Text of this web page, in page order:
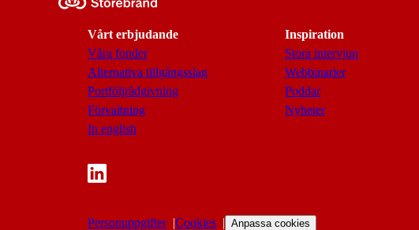
Vårt erbjudande
Våra fonder
Alternativa tillgångsslag
Portföljrådgivning
Förvaltning
In english
Inspiration
Stora intervjun
Webbinarier
Poddar
Nyheter
Personuppgifter Cookies Anpassa cookies